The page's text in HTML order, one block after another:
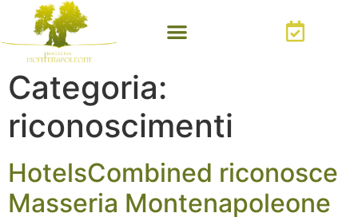
Categoria:
riconoscimenti
HotelsCombined riconosce
Masseria Montenapoleone